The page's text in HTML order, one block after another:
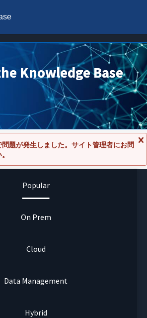
Knowledge Base
セ
題が発生しました。サイト管理者にお問
Popular
On Prem
Cloud
Data Management
Hybrid